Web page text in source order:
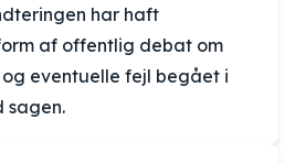
har haft
af offentlig debat om
eventuelle fejl begået i
sagen.